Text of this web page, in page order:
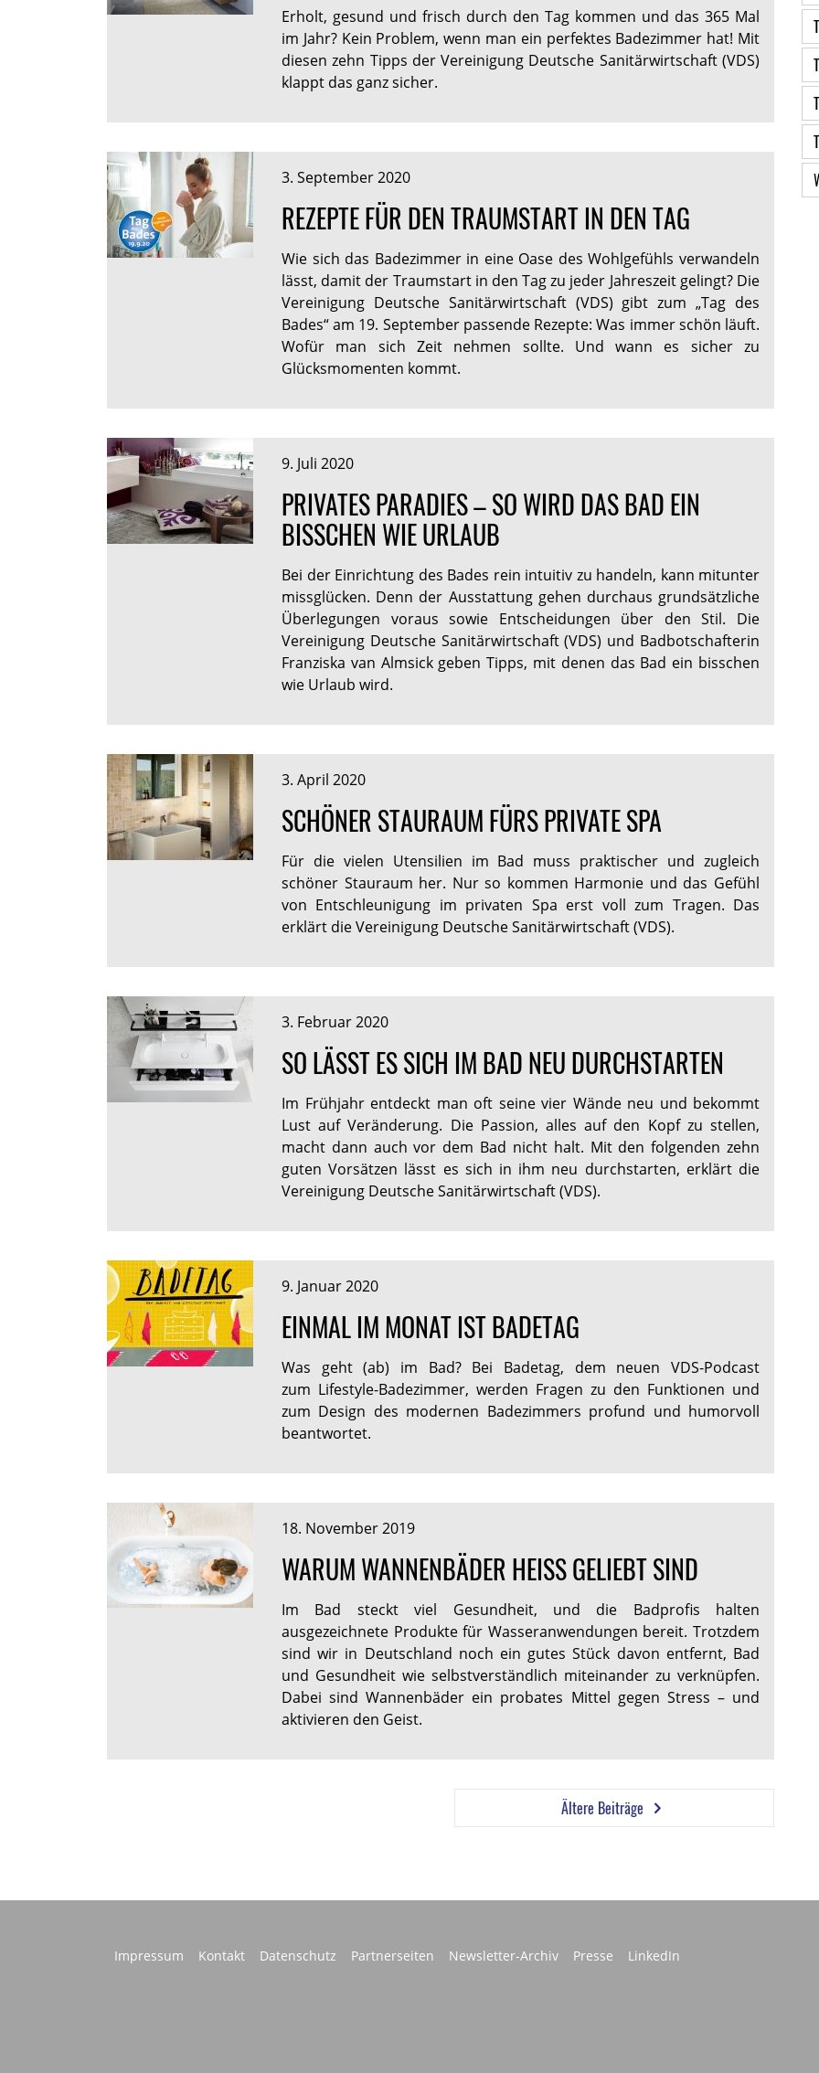
Erholt, gesund und frisch durch den Tag kommen und das 365 Mal
im Jahr? Kein Problem, wenn man ein perfektes Badezimmer hat! Mit
diesen zehn Tipps der Vereinigung Deutsche Sanitärwirtschaft (VDS)
klappt das ganz sicher.
3. September 2020
REZEPTE FÜR DEN TRAUMSTART IN DEN TAG
Wie sich das Badezimmer in eine Oase des Wohlgefühls verwandeln
lässt, damit der Traumstart in den Tag zu jeder Jahreszeit gelingt? Die
Vereinigung Deutsche Sanitärwirtschaft (VDS) gibt zum „Tag des
Bades“ am 19. September passende Rezepte: Was immer schön läuft.
Wofür man sich Zeit nehmen sollte. Und wann es sicher zu
Glücksmomenten kommt.
9. Juli 2020
PRIVATES PARADIES – SO WIRD DAS BAD EIN
BISSCHEN WIE URLAUB
Bei der Einrichtung des Bades rein intuitiv zu handeln, kann mitunter
missglücken. Denn der Ausstattung gehen durchaus grundsätzliche
Überlegungen voraus sowie Entscheidungen über den Stil. Die
Vereinigung Deutsche Sanitärwirtschaft (VDS) und Badbotschafterin
Franziska van Almsick geben Tipps, mit denen das Bad ein bisschen
wie Urlaub wird.
3. April 2020
SCHÖNER STAURAUM FÜRS PRIVATE SPA
Für die vielen Utensilien im Bad muss praktischer und zugleich
schöner Stauraum her. Nur so kommen Harmonie und das Gefühl
von Entschleunigung im privaten Spa erst voll zum Tragen. Das
erklärt die Vereinigung Deutsche Sanitärwirtschaft (VDS).
3. Februar 2020
SO LÄSST ES SICH IM BAD NEU DURCHSTARTEN
Im Frühjahr entdeckt man oft seine vier Wände neu und bekommt
Lust auf Veränderung. Die Passion, alles auf den Kopf zu stellen,
macht dann auch vor dem Bad nicht halt. Mit den folgenden zehn
guten Vorsätzen lässt es sich in ihm neu durchstarten, erklärt die
Vereinigung Deutsche Sanitärwirtschaft (VDS).
9. Januar 2020
EINMAL IM MONAT IST BADETAG
Was geht (ab) im Bad? Bei Badetag, dem neuen VDS-Podcast
zum Lifestyle-Badezimmer, werden Fragen zu den Funktionen und
zum Design des modernen Badezimmers profund und humorvoll
beantwortet.
18. November 2019
WARUM WANNENBÄDER HEISS GELIEBT SIND
Im Bad steckt viel Gesundheit, und die Badprofis halten
ausgezeichnete Produkte für Wasseranwendungen bereit. Trotzdem
sind wir in Deutschland noch ein gutes Stück davon entfernt, Bad
und Gesundheit wie selbstverständlich miteinander zu verknüpfen.
Dabei sind Wannenbäder ein probates Mittel gegen Stress – und
aktivieren den Geist.
Ältere Beiträge
Impressum Kontakt Datenschutz Partnerseiten Newsletter-Archiv Presse LinkedIn